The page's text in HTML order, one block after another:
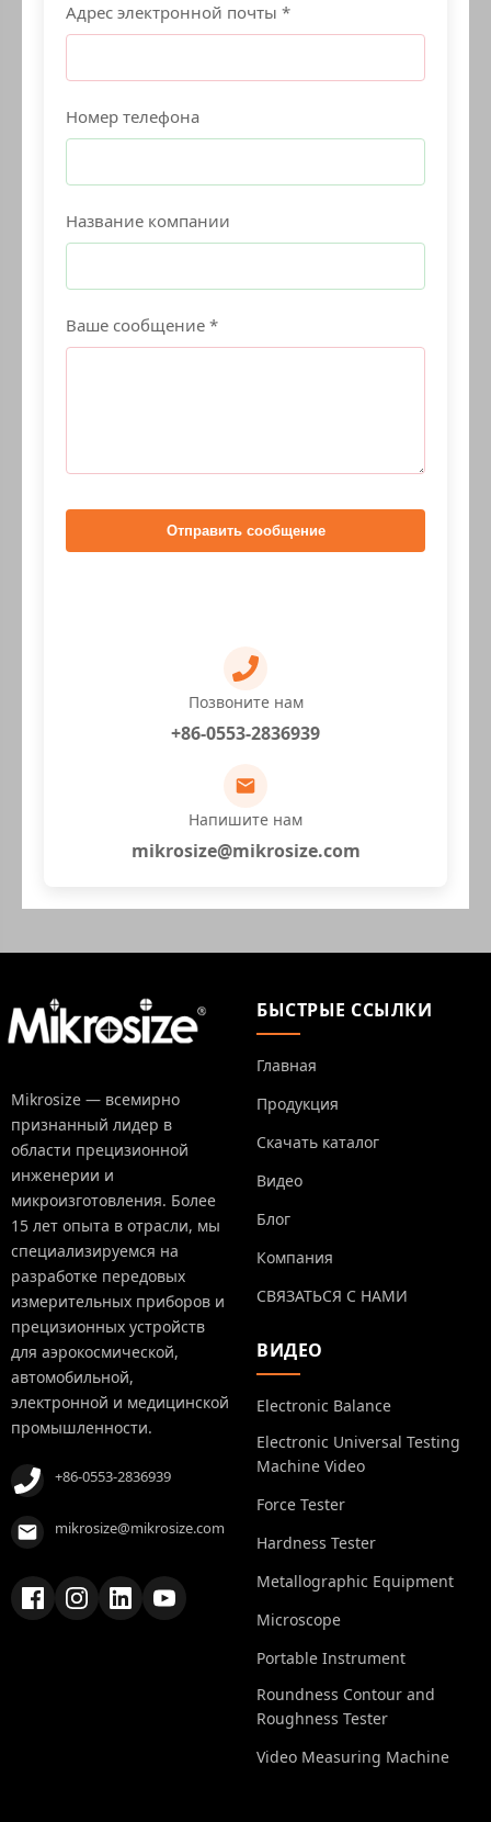
Адрес электронной почты *
Номер телефона
Название компании
Ваше сообщение *
Отправить сообщение
Позвоните нам
+86-0553-2836939
Напишите нам
mikrosize@mikrosize.com
Mikrosize — всемирно
признанный лидер в
области прецизионной
инженерии и
микроизготовления. Более
15 лет опыта в отрасли, мы
специализируемся на
разработке передовых
измерительных приборов и
прецизионных устройств
для аэрокосмической,
автомобильной,
электронной и медицинской
промышленности.
+86-0553-2836939
mikrosize@mikrosize.com
БЫСТРЫЕ ССЫЛКИ
Главная
Продукция
Скачать каталог
Видео
Блог
Компания
СВЯЗАТЬСЯ С НАМИ
ВИДЕО
Electronic Balance
Electronic Universal Testing
Machine Video
Force Tester
Hardness Tester
Metallographic Equipment
Microscope
Portable Instrument
Roundness Contour and
Roughness Tester
Video Measuring Machine